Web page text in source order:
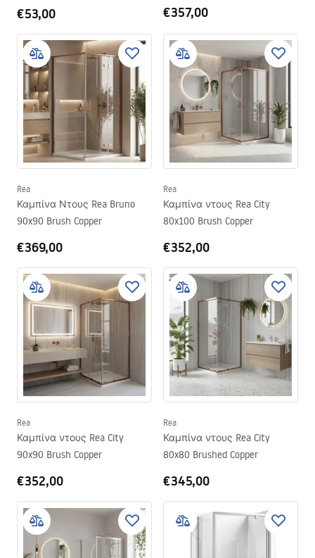
€53,00 €357,00
Rea
Καμπίνα Ντους Rea Bruno
90x90 Brush Copper
€369,00
Rea
Καμπίνα ντους Rea City
80x100 Brush Copper
€352,00
Rea
Καμπίνα ντους Rea City
90x90 Brush Copper
€352,00
Rea
Καμπίνα ντους Rea City
80x80 Brushed Copper
€345,00